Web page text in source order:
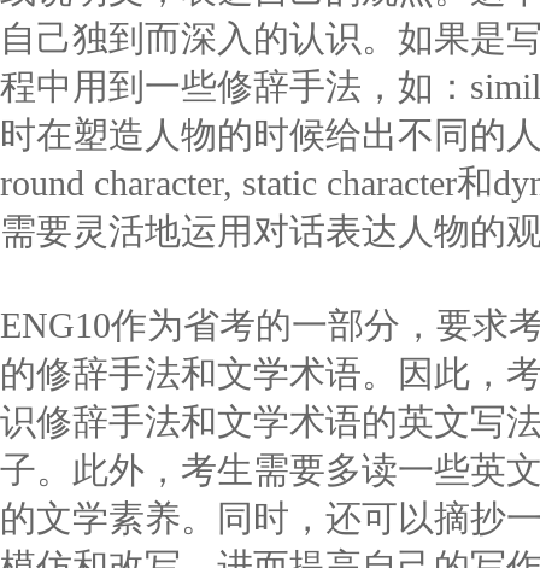
自己独到而深入的认识。如果是
程中用到一些修辞手法，如：
时在塑造人物的时候给出不同的
round character, static character和
需要灵活地运用对话表达人物的
ENG10作为省考的一部分，要求
的修辞手法和文学术语。因此，
识修辞手法和文学术语的英文写
子。此外，考生需要多读一些英
的文学素养。同时，还可以摘抄